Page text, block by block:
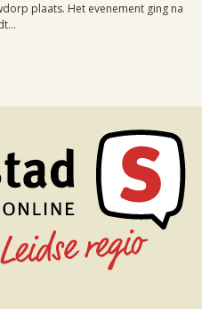
plaats. Het evenement ging na